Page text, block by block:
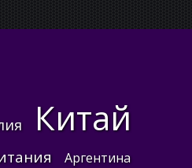
Китай
Аргентина